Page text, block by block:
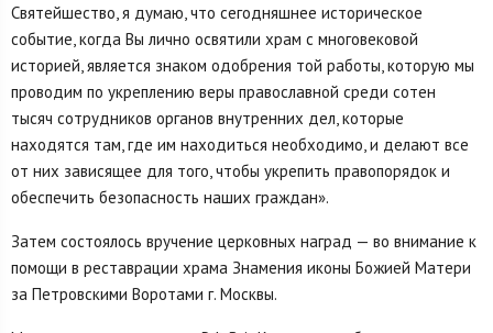
Святейшество, я думаю, что сегодняшнее историческое
событие, когда Вы лично освятили храм с многовековой
историей, является знаком одобрения той работы, которую мы
проводим по укреплению веры православной среди сотен
тысяч сотрудников органов внутренних дел, которые
находятся там, где им находиться необходимо, и делают все
от них зависящее для того, чтобы укрепить правопорядок и
обеспечить безопасность наших граждан».
Затем состоялось вручение церковных наград — во внимание к
помощи в реставрации храма Знамения иконы Божией Матери
за Петровскими Воротами г. Москвы.